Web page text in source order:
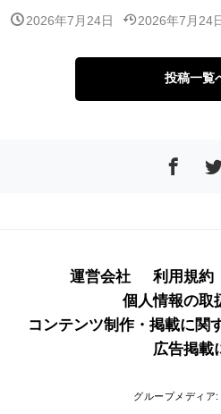
2026年7月24日 2026年7月24
投稿一覧
運営会社 利用規約
個人情報の取
コンテンツ制作・掲載に関
広告掲載
グループメディア